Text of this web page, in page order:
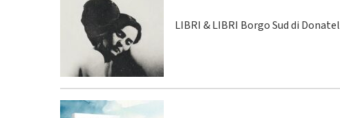
LIBRI & LIBRI Borgo Sud di